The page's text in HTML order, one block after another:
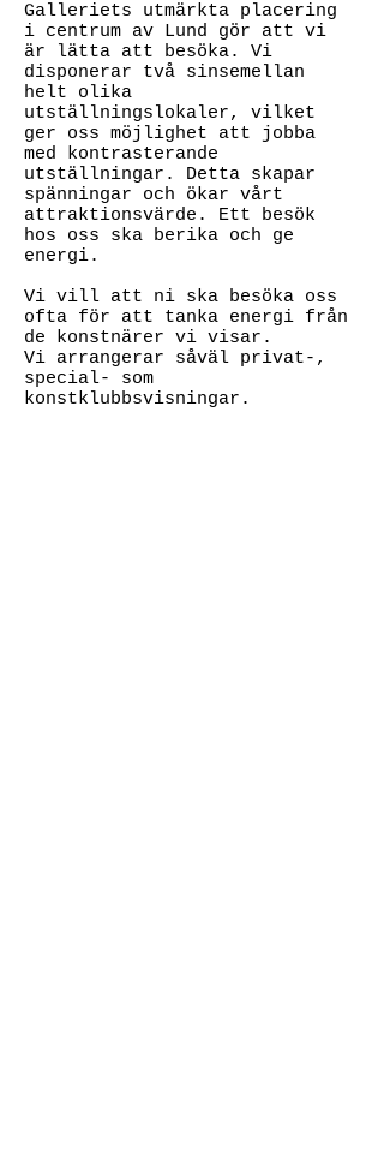
Galleriets utmärkta placering
i centrum av Lund gör att vi
är lätta att besöka. Vi
disponerar två sinsemellan
helt olika
utställningslokaler, vilket
ger oss möjlighet att jobba
med kontrasterande
utställningar. Detta skapar
spänningar och ökar vårt
attraktionsvärde. Ett besök
hos oss ska berika och ge
energi.
Vi vill att ni ska besöka oss
ofta för att tanka energi från
de konstnärer vi visar.
Vi arrangerar såväl privat-,
special- som
konstklubbsvisningar.